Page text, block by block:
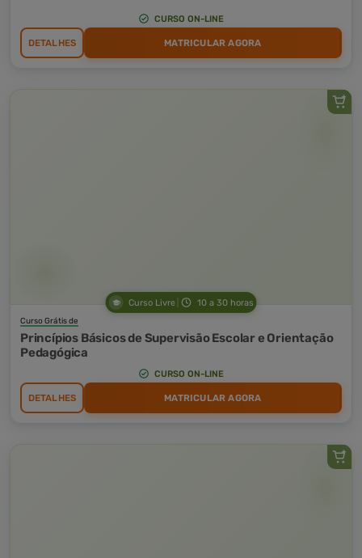
CURSO ON-LINE
DETALHES MATRICULAR AGORA
Curso Livre 10 a 30 horas
Curso Grátis de
Princípios Básicos de Supervisão Escolar e Orientação
Pedagógica
CURSO ON-LINE
DETALHES MATRICULAR AGORA